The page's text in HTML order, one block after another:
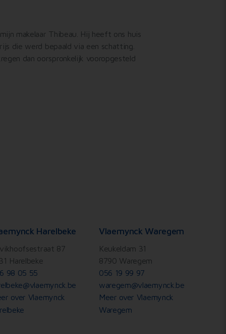
makelaar Thibeau. Hij heeft ons huis
die werd bepaald via een schatting.
dan oorspronkelijk vooropgesteld
Harelbeke
87
Harelbeke
98 05 55
over Vlaemynck
Vlaemynck Waregem
Keukeldam 31
8790 Waregem
056 19 99 97
waregem@vlaemynck.be
Meer over Vlaemynck
Waregem